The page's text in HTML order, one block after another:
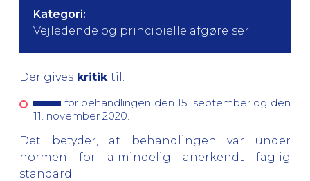
Kategori:
Vejledende og principielle afgørelser
Der gives kritik til:
for behandlingen den 15. september og den
11. november 2020.
Det betyder, at behandlingen var under
normen for almindelig anerkendt faglig
standard.